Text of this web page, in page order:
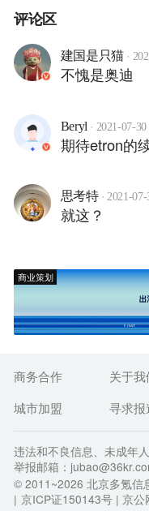
评论区
建国是只猫 ·
不愧是奥迪
Beryl · 2021-07-30
期待etron的
思考特 · 2021-07-
就这？
商业策划
商务合作 关于我
城市加盟
寻求报
违法和不良信息、未成年
举报邮箱：
© 2011~2026 北京多氪信
| 京ICP证150143号 | 京公